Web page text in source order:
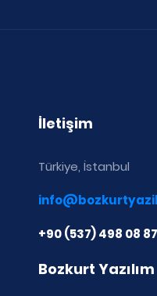
İletişim
Türkiye, İstanbul
+90 (537) 498 08 87
Bozkurt Yazılım